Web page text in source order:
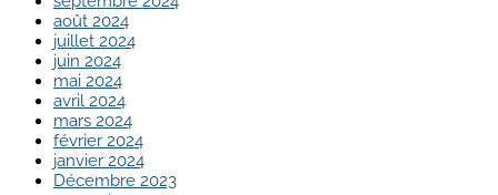
août 2024
juillet 2024
juin 2024
mai 2024
avril 2024
mars 2024
février 2024
janvier 2024
Décembre 2023